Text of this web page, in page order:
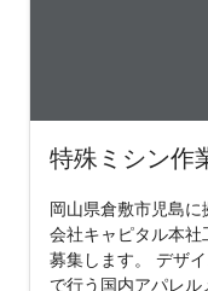
特殊ミシン作
岡山県倉敷市児島
会社キャピタル本
募集します。 デザ
で行う国内アパレル